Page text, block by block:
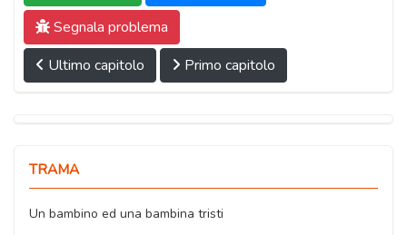
Segnala problema
Ultimo capitolo
Primo capitolo
TRAMA
Un bambino ed una bambina tristi